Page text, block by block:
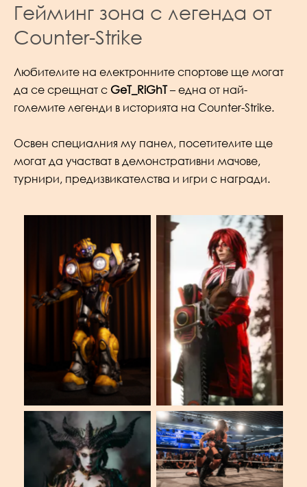
Гейминг зона с легенда от
Counter-Strike
Любителите на електронните спортове ще могат
да се срещнат с GeT_RiGhT– една от най-
големите легенди в историята на Counter-Strike.
Освен специалния му панел, посетителите ще
могат да участват в демонстративни мачове,
турнири, предизвикателства и игри с награди.
No Caption No Caption
No Caption